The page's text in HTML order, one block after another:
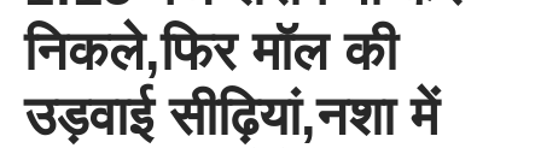
निकले,फिर मॉल की
उड़वाई सीढ़ियां,नशा में